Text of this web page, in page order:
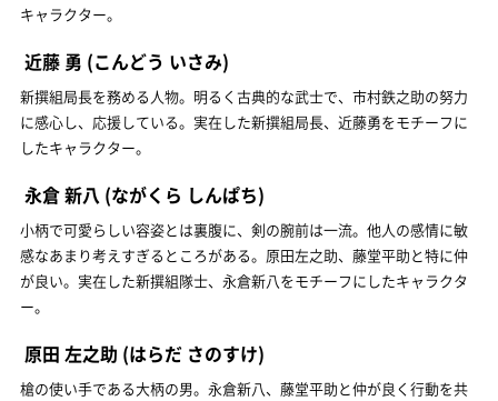
キャラクター。
近藤 勇 (こんどう いさみ)
新撰組局長を務める人物。明るく古典的な武士で、市村鉄之助の努力
に感心し、応援している。実在した新撰組局長、近藤勇をモチーフに
したキャラクター。
永倉 新八 (ながくら しんぱち)
小柄で可愛らしい容姿とは裏腹に、剣の腕前は一流。他人の感情に敏
感なあまり考えすぎるところがある。原田左之助、藤堂平助と特に仲
が良い。実在した新撰組隊士、永倉新八をモチーフにしたキャラクタ
ー。
原田 左之助 (はらだ さのすけ)
槍の使い手である大柄の男。永倉新八、藤堂平助と仲が良く行動を共